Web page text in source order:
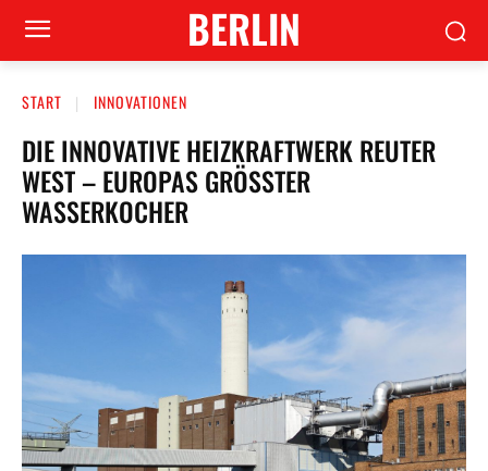
BERLIN
START INNOVATIONEN
DIE INNOVATIVE HEIZKRAFTWERK REUTER
WEST – EUROPAS GRÖSSTER W
ASSERKOCHER